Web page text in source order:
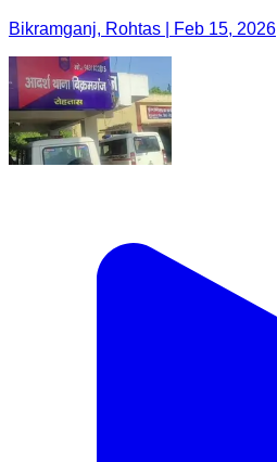
Bikramganj, Rohtas | Feb 15, 2026